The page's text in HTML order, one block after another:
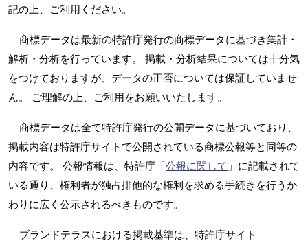
記の上、ご利用ください。
商標データは最新の特許庁発行の商標データに基づき集計・
解析・分析を行っています。 掲載・分析結果については十分気
をつけておりますが、データの正否については保証していませ
ん。 ご理解の上、ご利用をお願いいたします。
商標データは全て特許庁発行の公開データに基づいており、
掲載内容は特許庁サイトで公開されている商標公報等と同等の
内容です。 公報情報は、特許庁「公報に関して 」に記載されて
いる通り、権利者が独占排他的な権利を求める手続きを行うか
わりに広く公示されるべきものです。
ブランドテラスにおける掲載基準は、特許庁サイト